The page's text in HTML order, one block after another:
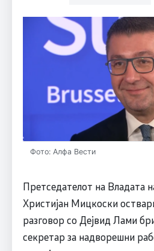
Фото: Алфа Вести
Претседателот на Владата
Христијан Мицкоски
разговор со Дејвид Лами
секретар за надворешни